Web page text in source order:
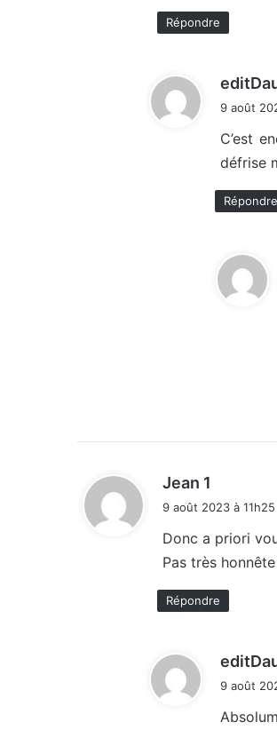
Répondre
9 août
C’est
défrise
Répondre
Jean 1
:
9 août 2023 à 11h25
Donc a priori
Pas très
Répondre
9 août